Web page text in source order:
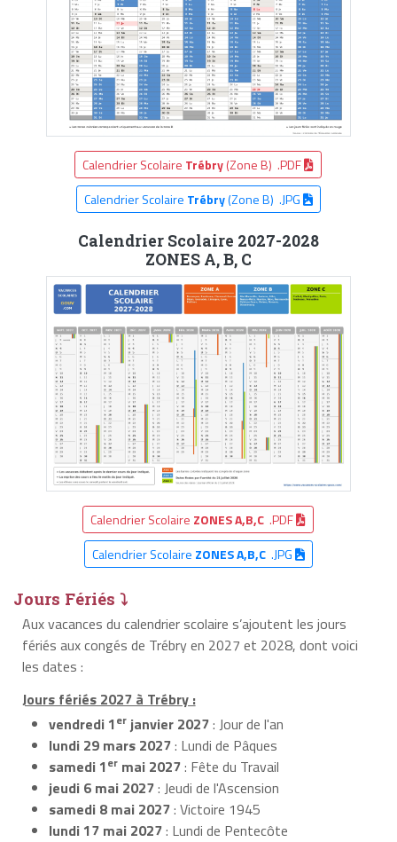
Calendrier Scolaire Trébry(Zone B) .PDF
Calendrier Scolaire Trébry(Zone B) .JPG
Calendrier Scolaire 2027-2028
ZONES A, B, C
Calendrier Scolaire ZONES A,B,C .PDF
Calendrier Scolaire ZONES A,B,C.JPG
Jours Fériés ⤵
Aux vacances du calendrier scolaire s’ajoutent les jours
fériés aux congés de Trébry en 2027 et 2028, dont voici
les dates :
Jours fériés 2027 à Trébry :
vendredi 1er janvier 2027: Jour de l'an
lundi 29 mars 2027: Lundi de Pâques
samedi 1er mai 2027: Fête du Travail
jeudi 6 mai 2027: Jeudi de l'Ascension
samedi 8 mai 2027: Victoire 1945
lundi 17 mai 2027: Lundi de Pentecôte